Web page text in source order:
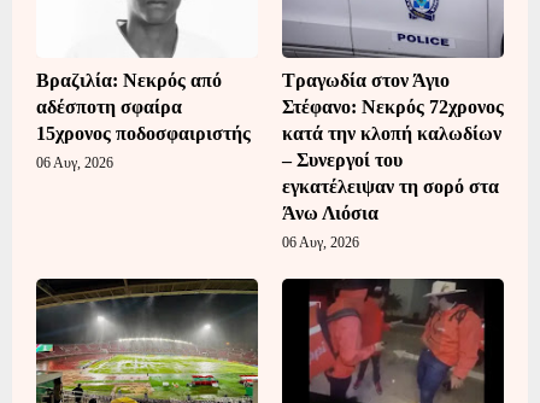
Βραζιλία: Νεκρός από
αδέσποτη σφαίρα
15χρονος ποδοσφαιριστής
06 Αυγ, 2026
Τραγωδία στον Άγιο
Στέφανο: Νεκρός 72χρονος
κατά την κλοπή καλωδίων
– Συνεργοί του
εγκατέλειψαν τη σορό στα
Άνω Λιόσια
06 Αυγ, 2026